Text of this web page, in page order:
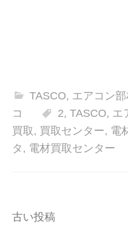
TASCO, エアコン
コ
2, TASCO, エ
買取, 買取センター, 電
タ , 電材買取センター
投
古い投稿